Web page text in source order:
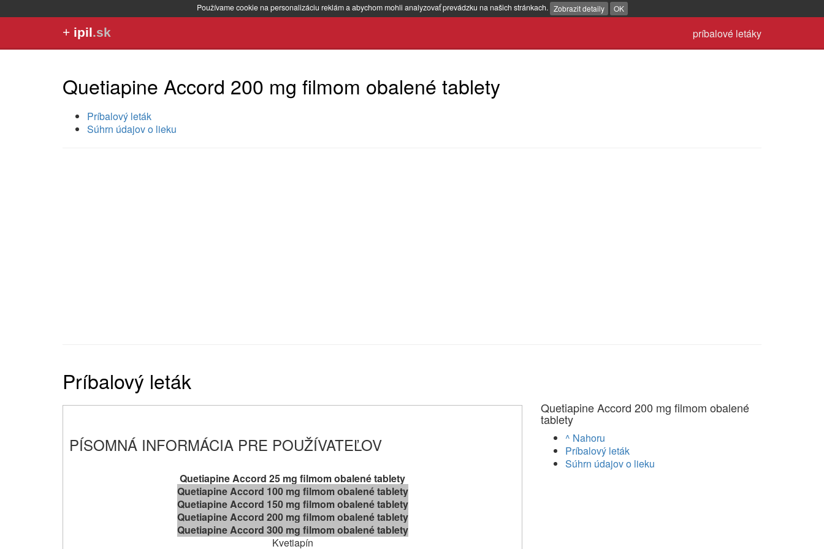
Používame cookie na personalizáciu reklám a abychom mohli analyzovať prevádzku na našich stránkach. Zobrazit detaily OK
príbalové letáky
+ ipil.sk
Quetiapine Accord 200 mg filmom obalené tablety
Príbalový leták
Súhrn údajov o lieku
Príbalový leták
PÍSOMNÁ INFORMÁCIA PRE POUŽÍVATEĽOV
Quetiapine Accord 25 mg filmom obalené tablety
Quetiapine Accord 100 mg filmom obalené tablety
Quetiapine Accord 150 mg filmom obalené tablety
Quetiapine Accord 200 mg filmom obalené tablety
Quetiapine Accord 300 mg filmom obalené tablety
Kvetiapín
Quetiapine Accord 200 mg filmom obalené
tablety
^ Nahoru
Príbalový leták
Súhrn údajov o lieku